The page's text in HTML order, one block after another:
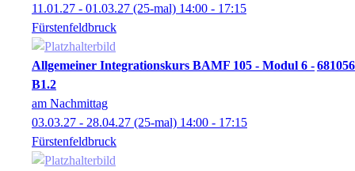
11.01.27 - 01.03.27 (25-mal) 14:00 - 17:15
Fürstenfeldbruck
Allgemeiner Integrationskurs BAMF 105 - Modul 6 -
B1.2
681056
am Nachmittag
03.03.27 - 28.04.27 (25-mal) 14:00 - 17:15
Fürstenfeldbruck